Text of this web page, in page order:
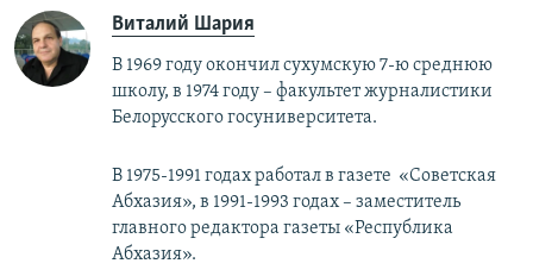
Виталий Шария
В 1969 году окончил сухумскую 7-ю среднюю
школу, в 1974 году – факультет журналистики
Белорусского госуниверситета.
В 1975-1991 годах работал в газете «Советская
Абхазия», в 1991-1993 годах – заместитель
главного редактора газеты «Республика
Абхазия».